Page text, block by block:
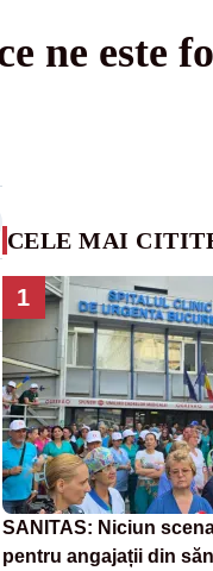
ne este
CELE MAI
1
SANITAS: Niciun
pentru angajații din